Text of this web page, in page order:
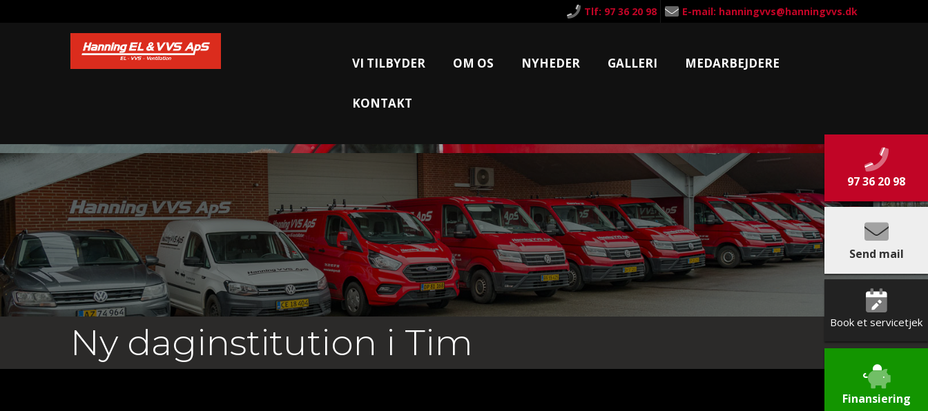
Tlf: 97 36 20 98 E-mail: hanningvvs@hanningvvs.dk
VI TILBYDER OM OS NYHEDER GALLERI MEDARBEJDERE
KONTAKT
Ny daginstitution i Tim
97 36 20 98
Send mail
Finansiering
Book et servicetjek